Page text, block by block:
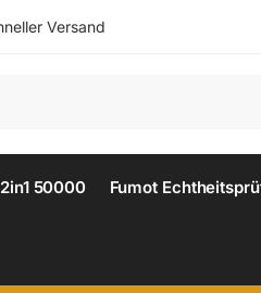
Versand
50000 Fumot